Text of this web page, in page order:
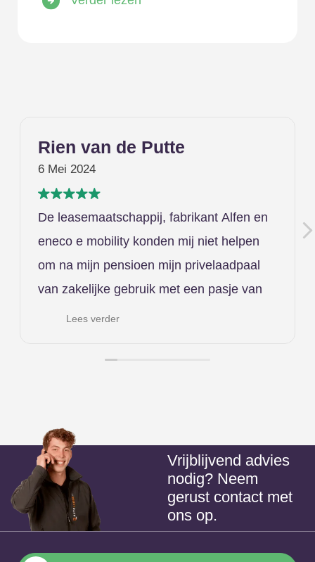
één van de volgende keuzes: ‘zonnestroom
Rien van de Putte
6 Mei 2024
De leasemaatschappij, fabrikant Alfen en
eneco e mobility konden mij niet helpen
om na mijn pensioen mijn privelaadpaal
van zakelijke gebruik met een pasje van
de leasemaatschappij op direct stand
vanuit meterkast zonder tussenkomst van
andere laadpaal kopen of privé hosting
abonnement aangaan met bijvoorbeeld
eneco e mobility. Met de hulp van Bas is
het mij gelukt om dit zelf om te zetten
waardoor een nieuwe laadpaal niet nodig
is.
Lees verder
Vrijblijvend advies
nodig? Neem
gerust contact met
ons op.